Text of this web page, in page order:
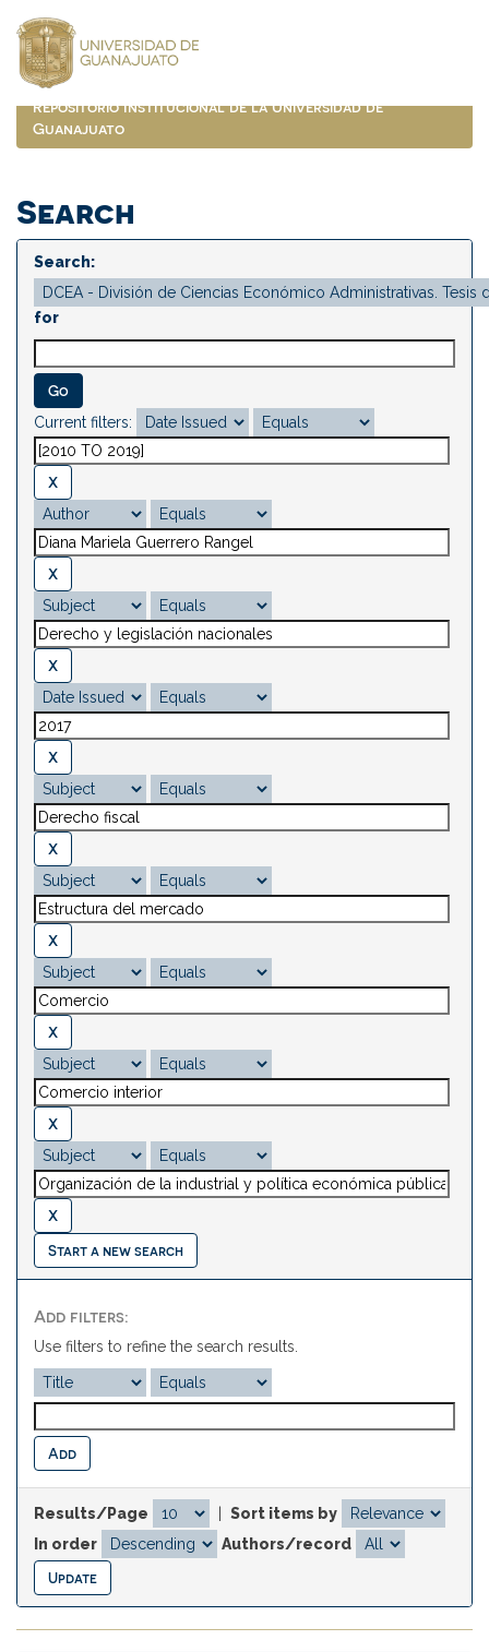
navigation
Repositorio Institucional de la Universidad de
Guanajuato
Search
Search:
for
Current filters:
Start a new search
Add filters:
Use filters to refine the search results.
Results/Page
Sort items by
In order
Authors/record